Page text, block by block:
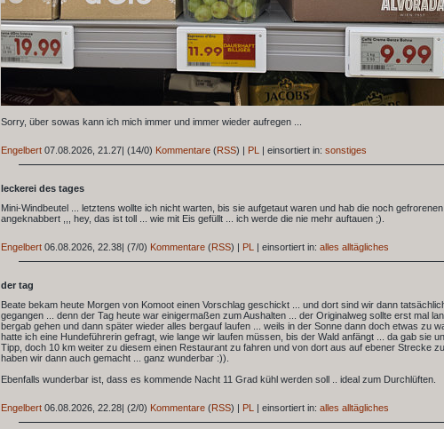
Sorry, über sowas kann ich mich immer und immer wieder aufregen ...
Engelbert 07.08.2026, 21.27| (14/0) Kommentare (RSS) | PL | einsortiert in: sonstiges
leckerei des tages
Mini-Windbeutel ... letztens wollte ich nicht warten, bis sie aufgetaut waren und hab die noch gefrorenen
angeknabbert ,,, hey, das ist toll ... wie mit Eis gefüllt ... ich werde die nie mehr auftauen ;).
Engelbert 06.08.2026, 22.38| (7/0) Kommentare (RSS) | PL | einsortiert in: alles alltägliches
der tag
Beate bekam heute Morgen von Komoot einen Vorschlag geschickt ... und dort sind wir dann
gegangen ... denn der Tag heute war einigermaßen zum Aushalten ... der Originalweg sollte erst mal
bergab gehen und dann später wieder alles bergauf laufen ... weils in der Sonne dann doch etwas zu
hatte ich eine Hundeführerin gefragt, wie lange wir laufen müssen, bis der Wald anfängt ... da gab sie
Tipp, doch 10 km weiter zu diesem einen Restaurant zu fahren und von dort aus auf ebener Strecke
haben wir dann auch gemacht ... ganz wunderbar :)).
Ebenfalls wunderbar ist, dass es kommende Nacht 11 Grad kühl werden soll .. ideal zum Durchlüften.
Engelbert 06.08.2026, 22.28| (2/0) Kommentare (RSS) | PL | einsortiert in: alles alltägliches